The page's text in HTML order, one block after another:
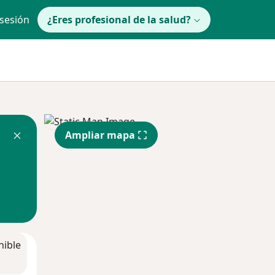
¿Eres profesional de la salud?
Ampliar mapa